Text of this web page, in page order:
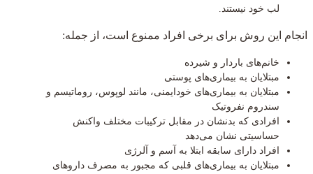
لب خود نیستند.
انجام این روش برای برخی افراد ممنوع است، از جمله:
خانم‌های باردار و شیرده
مبتلایان به بیماری‌های پوستی
مبتلایان به بیماری‌های خودایمنی، مانند لوپوس، روماتیسم و
سندروم نفروتیک
افرادی که بدنشان در مقابل ترکیبات مختلف واکنش
حساسیتی نشان می‌دهد
افراد دارای سابقه ابتلا به آسم و آلرژی
مبتلایان به بیماری‌های قلبی که مجبور به مصرف داروهای